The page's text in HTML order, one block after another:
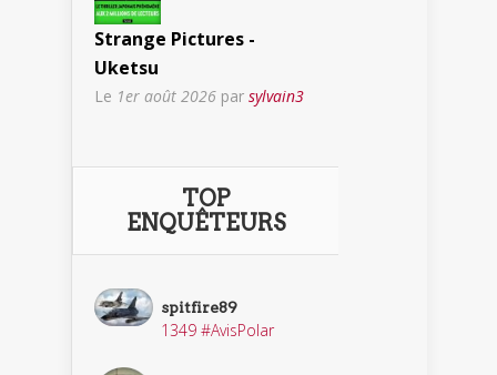
Strange Pictures -
Uketsu
Le 1er août 2026 par sylvain3
TOP
ENQUÊTEURS
spitfire89
1349 #AvisPolar